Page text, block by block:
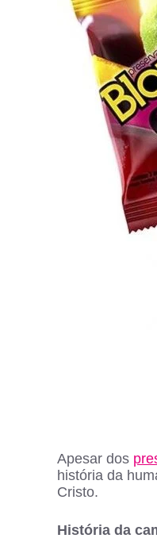
Apesar dos
história da
Cristo.
História da